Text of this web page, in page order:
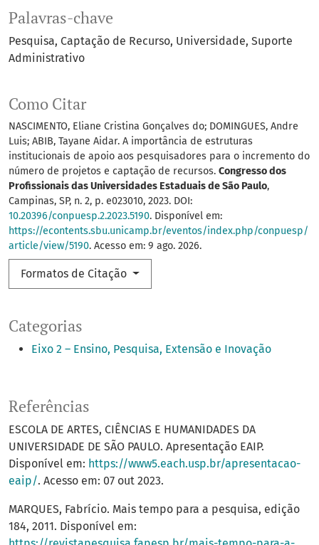
Palavras-chave
Pesquisa Captação de Recurso Universidade Suporte
Administrativo
Categorias
Eixo 2 – Ensino, Pesquisa, Extensão e Inovação
Como Citar
NASCIMENTO, Eliane Cristina Gonçalves do; DOMINGUES, Andre
Luis; ABIB, Tayane Aidar. A importância de estruturas
institucionais de apoio aos pesquisadores para o incremento do
número de projetos e captação de recursos. Congresso dos
Profissionais das Universidades Estaduais de São Paulo,
Campinas, SP, n. 2, p. e023010, 2023. DOI:
10.20396/conpuesp.2.2023.5190. Disponível em:
https://econtents.sbu.unicamp.br/eventos/index.php/conpuesp/
article/view/5190. Acesso em: 9 ago. 2026.
Formatos de Citação
Referências
ESCOLA DE ARTES, CIÊNCIAS E HUMANIDADES DA
UNIVERSIDADE DE SÃO PAULO. Apresentação EAIP.
Disponível em: https://www5.each.usp.br/apresentacao-
eaip/. Acesso em: 07 out 2023.
MARQUES, Fabrício. Mais tempo para a pesquisa, edição
184, 2011. Disponível em: